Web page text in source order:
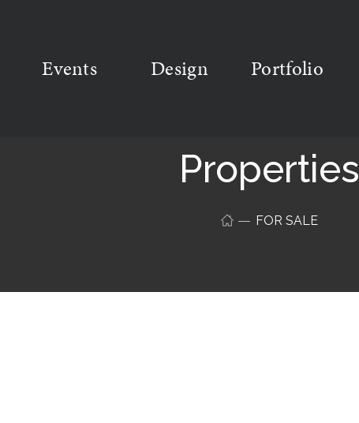
Events Design Portfolio
Properties
FOR SALE